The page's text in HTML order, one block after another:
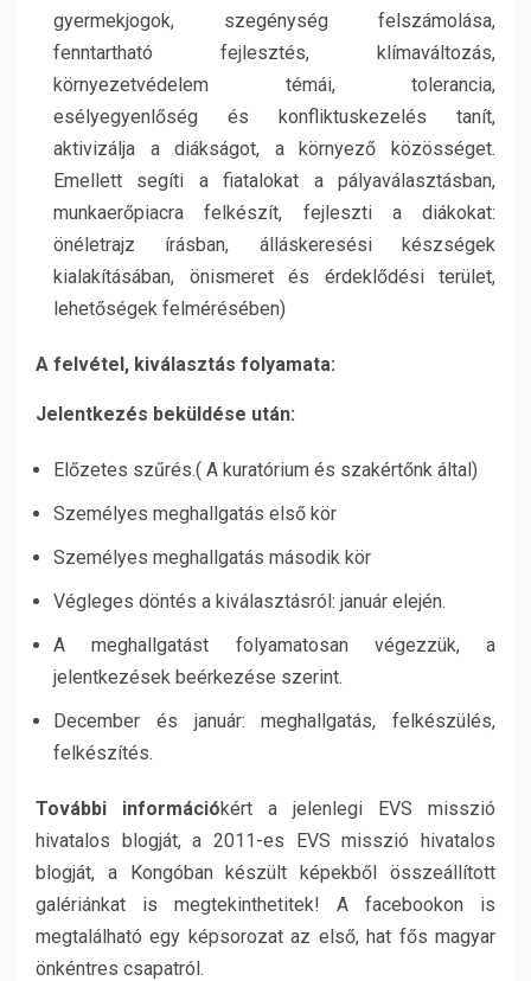
gyermekjogok, szegénység felszámolása,
fenntartható fejlesztés, klímaváltozás,
környezetvédelem témái, tolerancia,
esélyegyenlőség és konfliktuskezelés tanít,
aktivizálja a diákságot, a környező közösséget.
Emellett segíti a fiatalokat a pályaválasztásban,
munkaerőpiacra felkészít, fejleszti a diákokat:
önéletrajz írásban, álláskeresési készségek
kialakításában, önismeret és érdeklődési terület,
lehetőségek felmérésében)
A felvétel, kiválasztás folyamata:
Jelentkezés beküldése után:
Előzetes szűrés.( A kuratórium és szakértőnk által)
Személyes meghallgatás első kör
Személyes meghallgatás második kör
Végleges döntés a kiválasztásról: január elején.
A meghallgatást folyamatosan végezzük, a
jelentkezések beérkezése szerint.
December és január: meghallgatás, felkészülés,
felkészítés.
További információkért a jelenlegi EVS misszió
hivatalos blogját, a 2011-es EVS misszió hivatalos
blogját, a Kongóban készült képekből összeállított
galériánkat is megtekinthetitek! A facebookon is
megtalálható egy képsorozat az első, hat fős magyar
önkéntres csapatról.